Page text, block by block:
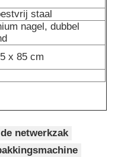
tellen
staal
nagel, dubbel
x 85 cm
netwerkzak